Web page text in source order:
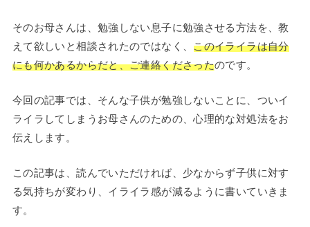
そのお母さんは、勉強しない息子に勉強させる方法を、教
えて欲しいと相談されたのではなく、 このイライラは自分
にも何かあるからだと、ご連絡くださったのです。
今回の記事では、そんな子供が勉強しないことに、ついイ
ライラしてしまうお母さんのための、心理的な対処法をお
伝えします。
この記事は、読んでいただければ、少なからず子供に対す
る気持ちが変わり、イライラ感が減るように書いていきま
す。